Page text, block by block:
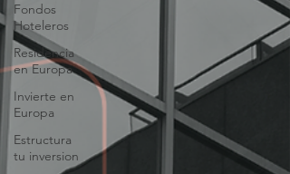
Fondos
Hoteleros
Residencia
en Europa
Invierte en
Europa
Estructura
tu inversion